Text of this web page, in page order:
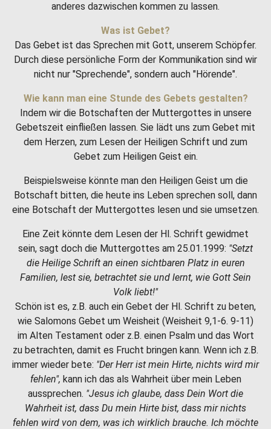
anderes dazwischen kommen zu lassen.
Was ist Gebet?
Das Gebet ist das Sprechen mit Gott, unserem Schöpfer.
Durch diese persönliche Form der Kommunikation sind wir
nicht nur "Sprechende", sondern auch "Hörende".
Wie kann man eine Stunde des Gebets gestalten?
Indem wir die Botschaften der Muttergottes in unsere
Gebetszeit einfließen lassen. Sie lädt uns zum Gebet mit
dem Herzen, zum Lesen der Heiligen Schrift und zum
Gebet zum Heiligen Geist ein.
Beispielsweise könnte man den Heiligen Geist um die
Botschaft bitten, die heute ins Leben sprechen soll, dann
eine Botschaft der Muttergottes lesen und sie umsetzen.
Eine Zeit könnte dem Lesen der Hl. Schrift gewidmet
sein, sagt doch die Muttergottes am 25.01.1999: "Setzt
die Heilige Schrift an einen sichtbaren Platz in euren
Familien, lest sie, betrachtet sie und lernt, wie Gott Sein
Volk liebt!"
Schön ist es, z.B. auch ein Gebet der Hl. Schrift zu beten,
wie Salomons Gebet um Weisheit (Weisheit 9,1-6. 9-11)
im Alten Testament oder z.B. einen Psalm und das Wort
zu betrachten, damit es Frucht bringen kann. Wenn ich z.B.
immer wieder bete: "Der Herr ist mein Hirte, nichts wird mir
fehlen", kann ich das als Wahrheit über mein Leben
aussprechen. "Jesus ich glaube, dass Dein Wort die
Wahrheit ist, dass Du mein Hirte bist, dass mir nichts
fehlen wird von dem, was ich wirklich brauche. Ich möchte